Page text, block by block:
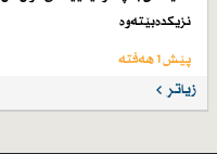
نزیكدەبێتەوە
پێش 1 هەفتە
زیاتر